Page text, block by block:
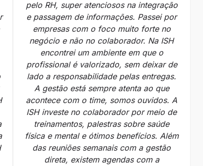
pelo RH, super atenciosos na integração
e passagem de informações. Passei por
empresas com o foco muito forte no
negócio e não no colaborador. Na ISH
encontrei um ambiente em que o
profissional é valorizado, sem deixar de
lado a responsabilidade pelas entregas.
A gestão está sempre atenta ao que
acontece com o time, somos ouvidos. A
ISH investe no colaborador por meio de
treinamentos, palestras sobre saúde
física e mental e ótimos benefícios. Além
das reuniões semanais com a gestão
direta, existem agendas com a